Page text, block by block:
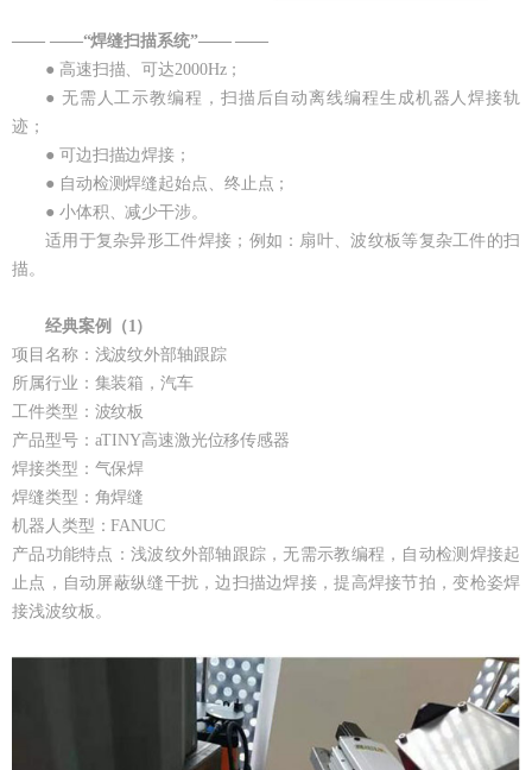
—— ——“焊缝扫描系统”—— ——
● 高速扫描、可达2000Hz；
● 无需人工示教编程，扫描后自动离线编程生成机器人焊接轨
迹；
● 可边扫描边焊接；
● 自动检测焊缝起始点、终止点；
● 小体积、减少干涉。
适用于复杂异形工件焊接；例如：扇叶、波纹板等复杂工件的扫
描。
经典案例（1）
项目名称：浅波纹外部轴跟踪
所属行业：集装箱，汽车
工件类型：波纹板
产品型号：aTINY高速激光位移传感器
焊接类型：气保焊
焊缝类型：角焊缝
机器人类型：FANUC
产品功能特点：浅波纹外部轴跟踪，无需示教编程，自动检测焊接起
止点，自动屏蔽纵缝干扰，边扫描边焊接，提高焊接节拍，变枪姿焊
接浅波纹板。